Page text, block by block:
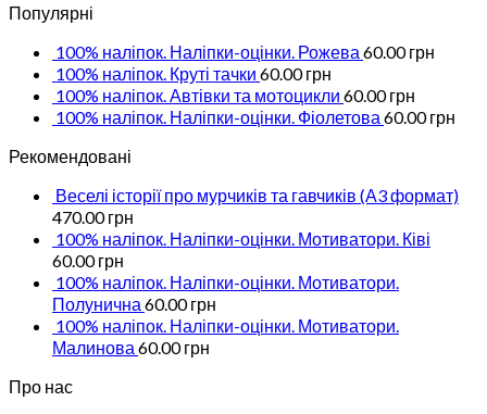
Популярні
100% наліпок. Наліпки-оцінки. Рожева 60.00грн
100% наліпок. Круті тачки 60.00грн
100% наліпок. Автівки та мотоцикли 60.00грн
100% наліпок. Наліпки-оцінки. Фіолетова 60.00грн
Рекомендовані
Веселі історії про мурчиків та гавчиків (А3 формат)
470.00грн
100% наліпок. Наліпки-оцінки. Мотиватори. Ківі
60.00грн
100% наліпок. Наліпки-оцінки. Мотиватори.
Полунична 60.00грн
100% наліпок. Наліпки-оцінки. Мотиватори.
Малинова 60.00грн
Про нас